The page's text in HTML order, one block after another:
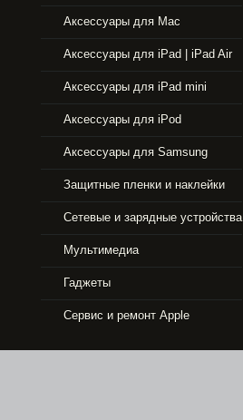
APPLE IPHONE 5S 16GB GOLD
Аксессуары для Mac
Аксессуары для iPad | iPad Air
Аксессуары для iPad mini
Аксессуары для iPod
Аксессуары для Samsung
Защитные пленки и наклейки
Сетевые и зарядные устройства
Мультимедиа
Гаджеты
Сервис и ремонт Apple